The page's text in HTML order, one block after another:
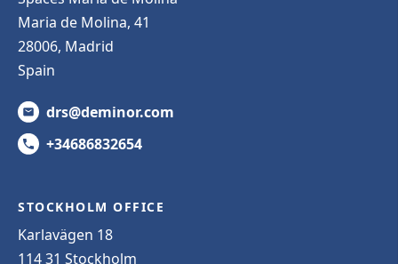
Maria de Molina, 41
28006, Madrid
Spain
drs@deminor.com
+34686832654
STOCKHOLM OFFICE
Karlavägen 18
114 31 Stockholm